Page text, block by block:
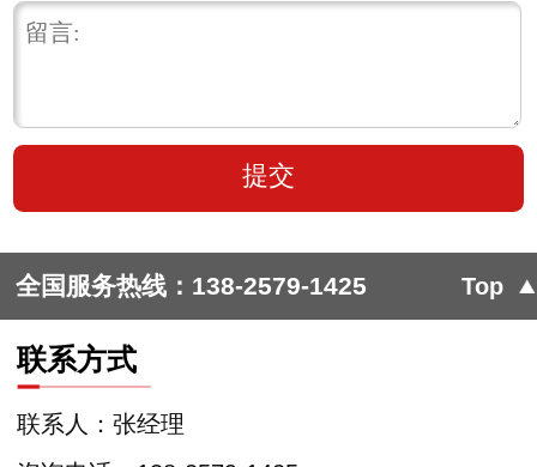
全国服务热线： 138-2579-1425 Top
联系方式
联系人：张经理